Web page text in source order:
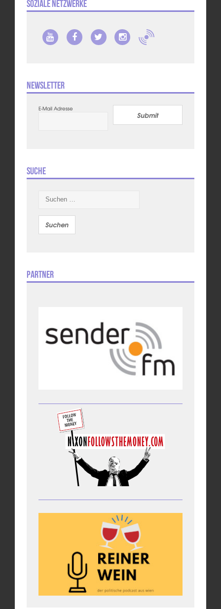
Soziale Netzwerke
Newsletter
E-Mail Adresse
Submit
Suche
nach:
Partner